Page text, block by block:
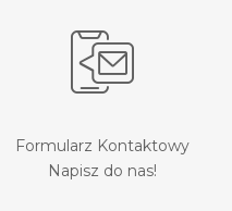
Formularz Kontaktowy
Napisz do nas!